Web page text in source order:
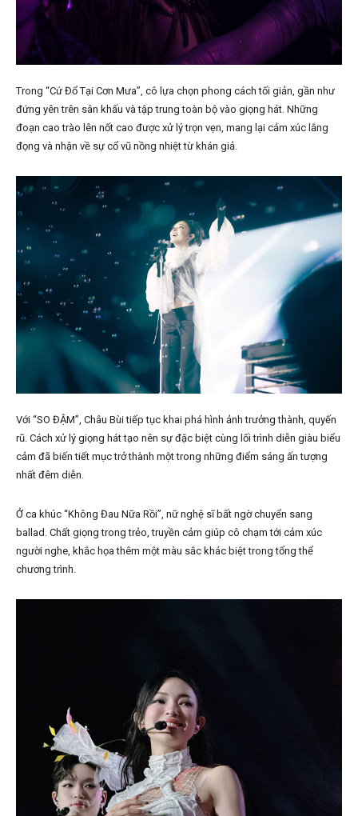
Trong “Cứ Đổ Tại Cơn Mưa”, cô lựa chọn phong cách tối giản, gần như
đứng yên trên sân khấu và tập trung toàn bộ vào giọng hát. Những
đoạn cao trào lên nốt cao được xử lý trọn vẹn, mang lại cảm xúc lắng
đọng và nhận về sự cổ vũ nồng nhiệt từ khán giả.
Với “SO ĐẬM”, Châu Bùi tiếp tục khai phá hình ảnh trưởng thành, quyến
rũ. Cách xử lý giọng hát tạo nên sự đặc biệt cùng lối trình diễn giàu biểu
cảm đã biến tiết mục trở thành một trong những điểm sáng ấn tượng
nhất đêm diễn.
Ở ca khúc “Không Đau Nữa Rồi”, nữ nghệ sĩ bất ngờ chuyển sang
ballad. Chất giọng trong trẻo, truyền cảm giúp cô chạm tới cảm xúc
người nghe, khắc họa thêm một màu sắc khác biệt trong tổng thể
chương trình.